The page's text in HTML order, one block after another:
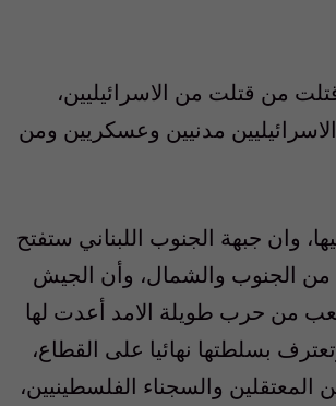
من قتلت من الاسرائيليين،
مدنيين وعسكريين ومن
وان جبهة الجنوب اللبناني ستفتح
من الجنوب والشمال، وأن الجيش
من حرب طويلة الامد أعدت لها
بسلطتها نهائيا على القطاع،
المعتقلين والسجناء الفلسطينيين،